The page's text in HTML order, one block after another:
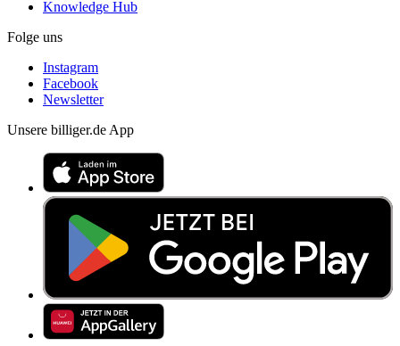
Knowledge Hub
Folge uns
Instagram
Facebook
Newsletter
Unsere billiger.de App